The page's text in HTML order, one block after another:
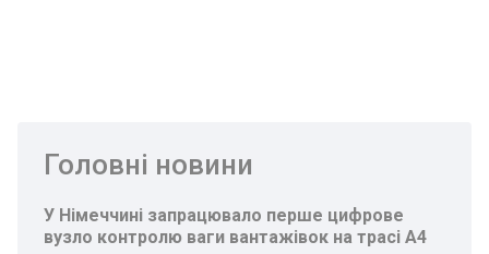
Головні новини
У Німеччині запрацювало перше цифрове
вузло контролю ваги вантажівок на трасі A4